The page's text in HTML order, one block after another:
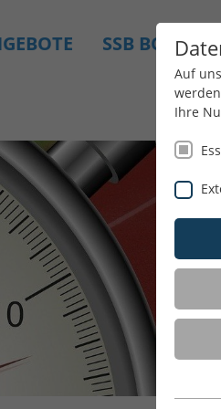
SSB BONN
Auf
Ihre